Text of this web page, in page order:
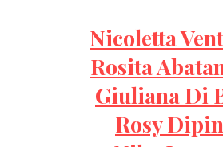
Nicoletta
Rosita
Giuliana Di
Rosy